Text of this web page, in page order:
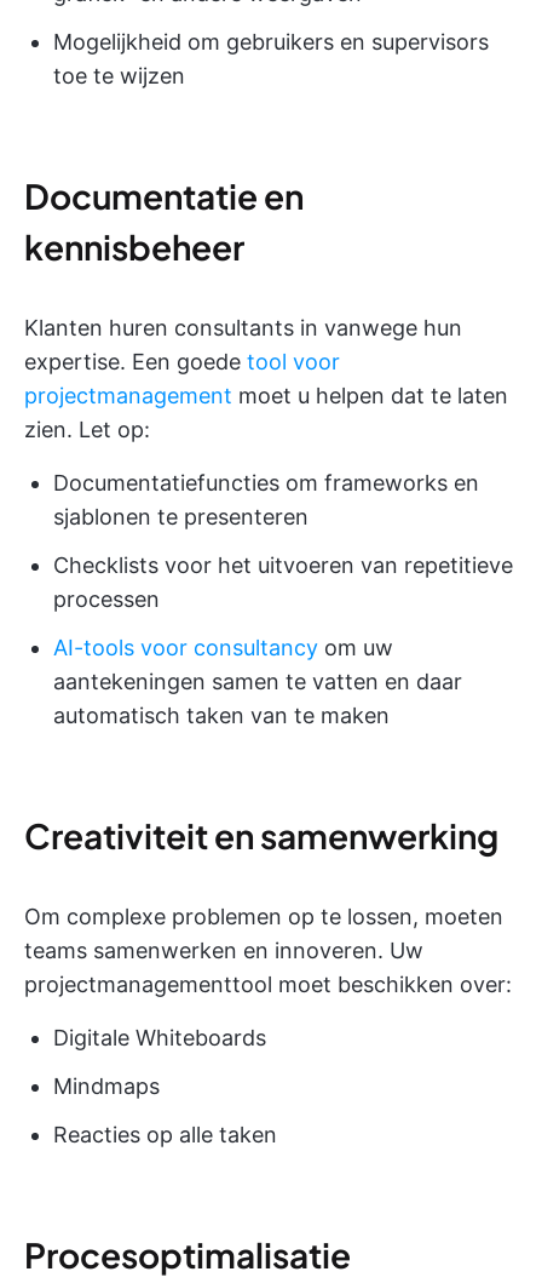
Mogelijkheid om gebruikers en supervisors
toe te wijzen
Documentatie en
kennisbeheer
Klanten huren consultants in vanwege hun
expertise. Een goede tool voor
projectmanagement moet u helpen dat te laten
zien. Let op:
Documentatiefuncties om frameworks en
sjablonen te presenteren
Checklists voor het uitvoeren van repetitieve
processen
AI-tools voor consultancy om uw
aantekeningen samen te vatten en daar
automatisch taken van te maken
Creativiteit en samenwerking
Om complexe problemen op te lossen, moeten
teams samenwerken en innoveren. Uw
projectmanagementtool moet beschikken over:
Digitale Whiteboards
Mindmaps
Reacties op alle taken
Procesoptimalisatie